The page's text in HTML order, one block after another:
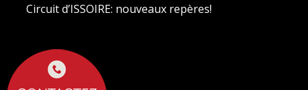
Circuit d’ISSOIRE: nouveaux repères!